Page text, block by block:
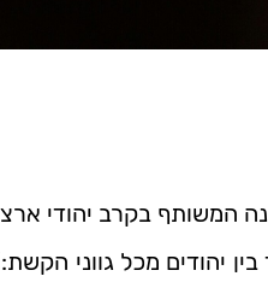
יהודים מכל גווני